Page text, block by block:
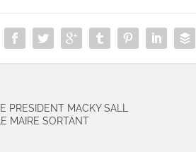
PRESIDENT MACKY SALL
MAIRE SORTANT